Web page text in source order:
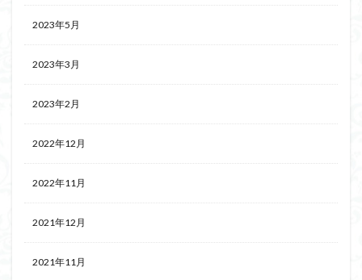
2023年5月
2023年3月
2023年2月
2022年12月
2022年11月
2021年12月
2021年11月